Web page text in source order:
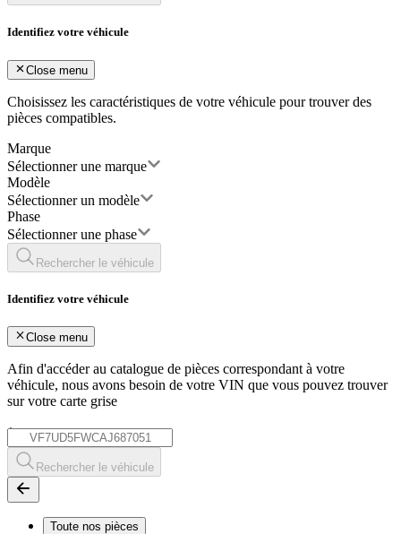
Identifiez votre véhicule
Close menu
Choisissez les caractéristiques de votre véhicule pour trouver des
pièces compatibles.
Marque
Sélectionner une marque
Modèle
Sélectionner un modèle
Phase
Sélectionner une phase
Rechercher le véhicule
Identifiez votre véhicule
Close menu
Afin d'accéder au catalogue de pièces correspondant à votre
véhicule, nous avons besoin de votre VIN que vous pouvez trouver
sur votre carte grise
*
Rechercher le véhicule
Toute nos pièces